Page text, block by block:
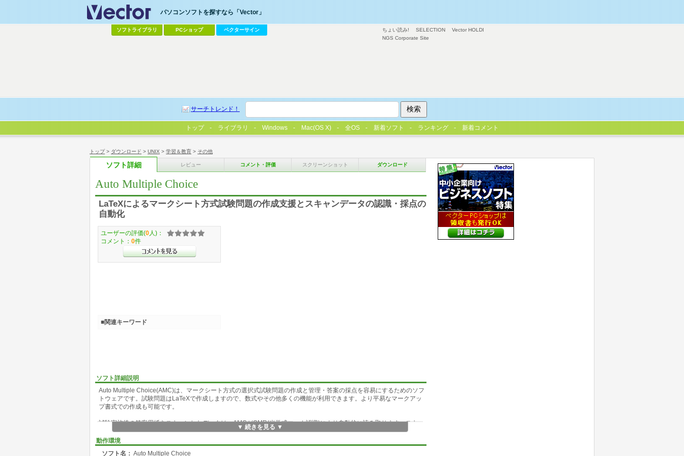
トップ> ダウンロード > UNIX > 学習＆教育 > その他
ソフト詳細 レビュー コメント・評価 スクリーンショット ダウンロード
Auto Multiple Choice
LaTeXによるマークシート方式試験問題の作成支援とスキャンデータの認識・採点の
自動化
ソフト詳細説明
Auto Multiple Choice(AMC)は、マークシート方式の選択式試験問題の作成と管理・答案の採点を容易にするためのソフ
トウェアです。試験問題はLaTeXで作成しますので、数式やその他多くの機能が利用できます。より平易なマークアッ
プ書式での作成も可能です。
試験実施後の答案用紙をスキャンしたデータは、AMCがOMR(光学式マーク認識)により自動的に読み取ります。スキャ
ナがない場合や、自動認識がうまくいかなかった答案用紙でもGUIによる手動データ入力ができます。デフォルトの採
点基準のほか、各設問ごとに採点基準を詳細にカスタマイズすることができます。採点後、採点結果はOpenDocument
シート(LibreOffice.orgやOpenOffice.orgで使用可)やCSVでエクスポートでき、採点を記入した答案をメールで返却でき
▼ 続きを見る ▼
動作環境
ソフト名： Auto Multiple Choice
ユーザーの評価(0 人)：
コメント： 0件
■関連キーワード
ちょい読み! SELECTION
Vector HOLDI
NGS Corporate Site
パソコンソフトを探すなら「Vector」
ソフトライブラリ PCショップ ベクターサイン
サーチトレンド！
トップ ライブラリ Windows Mac(OS X) 全OS 新着ソフト ランキング 新着コメント